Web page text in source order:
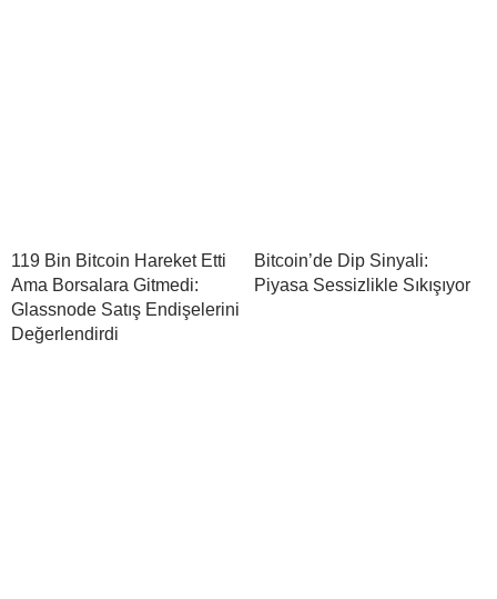
119 Bin Bitcoin Hareket Etti
Ama Borsalara Gitmedi:
Glassnode Satış Endişelerini
Değerlendirdi
Bitcoin’de Dip Sinyali:
Piyasa Sessizlikle Sıkışıyor